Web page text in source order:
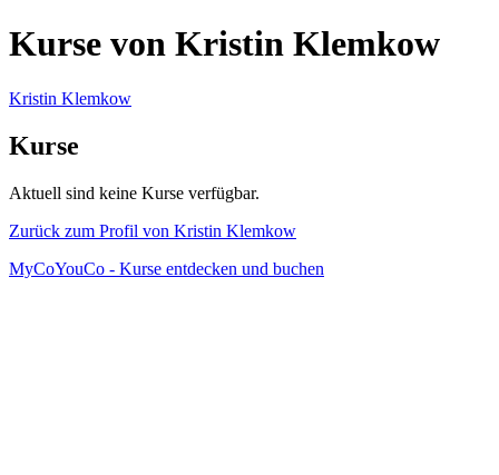
Kurse von Kristin Klemkow
Kristin Klemkow
Kurse
Aktuell sind keine Kurse verfügbar.
Zurück zum Profil von Kristin Klemkow
MyCoYouCo - Kurse entdecken und buchen